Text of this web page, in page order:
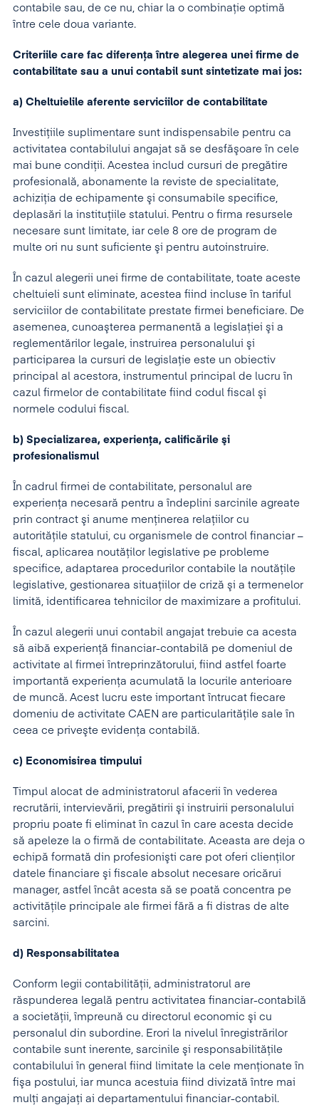
contabile sau, de ce nu, chiar la o combinaţie optimă
între cele doua variante.
Criteriile care fac diferenţa între alegerea unei firme de
contabilitate sau a unui contabil sunt sintetizate mai jos:
a) Cheltuielile aferente serviciilor de contabilitate
Investiţiile suplimentare sunt indispensabile pentru ca
activitatea contabilului angajat să se desfăşoare în cele
mai bune condiţii. Acestea includ cursuri de pregătire
profesională, abonamente la reviste de specialitate,
achiziţia de echipamente şi consumabile specifice,
deplasări la instituţiile statului. Pentru o firma resursele
necesare sunt limitate, iar cele 8 ore de program de
multe ori nu sunt suficiente şi pentru autoinstruire.
În cazul alegerii unei firme de contabilitate, toate aceste
cheltuieli sunt eliminate, acestea fiind incluse în tariful
serviciilor de contabilitate prestate firmei beneficiare. De
asemenea, cunoaşterea permanentă a legislaţiei şi a
reglementărilor legale, instruirea personalului şi
participarea la cursuri de legislaţie este un obiectiv
principal al acestora, instrumentul principal de lucru în
cazul firmelor de contabilitate fiind codul fiscal şi
normele codului fiscal.
b) Specializarea, experienţa, calificările şi
profesionalismul
În cadrul firmei de contabilitate, personalul are
experienţa necesară pentru a îndeplini sarcinile agreate
prin contract şi anume menţinerea relaţiilor cu
autorităţile statului, cu organismele de control financiar –
fiscal, aplicarea noutăţilor legislative pe probleme
specifice, adaptarea procedurilor contabile la noutăţile
legislative, gestionarea situaţiilor de criză şi a termenelor
limită, identificarea tehnicilor de maximizare a profitului.
În cazul alegerii unui contabil angajat trebuie ca acesta
să aibă experienţă financiar-contabilă pe domeniul de
activitate al firmei întreprinzătorului, fiind astfel foarte
importantă experiența acumulată la locurile anterioare
de muncă. Acest lucru este important întrucat fiecare
domeniu de activitate CAEN are particularităţile sale în
ceea ce priveşte evidenţa contabilă.
c) Economisirea timpului
Timpul alocat de administratorul afacerii în vederea
recrutării, intervievării, pregătirii şi instruirii personalului
propriu poate fi eliminat în cazul în care acesta decide
să apeleze la o firmă de contabilitate. Aceasta are deja o
echipă formată din profesionişti care pot oferi clienţilor
datele financiare şi fiscale absolut necesare oricărui
manager, astfel încât acesta să se poată concentra pe
activităţile principale ale firmei fără a fi distras de alte
sarcini.
d) Responsabilitatea
Conform legii contabilităţii, administratorul are
răspunderea legală pentru activitatea financiar-contabilă
a societății, împreună cu directorul economic şi cu
personalul din subordine. Erori la nivelul înregistrărilor
contabile sunt inerente, sarcinile şi responsabilităţile
contabilului în general fiind limitate la cele menţionate în
fişa postului, iar munca acestuia fiind divizată între mai
mulţi angajaţi ai departamentului financiar-contabil.